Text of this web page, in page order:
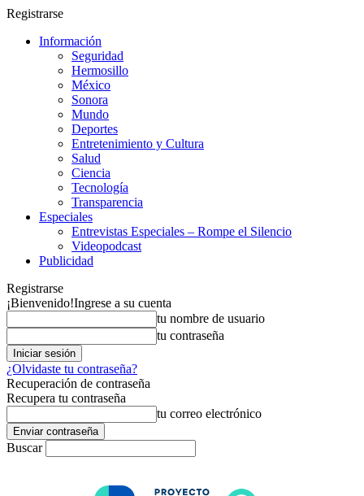
Registrarse
Información
Seguridad
Hermosillo
México
Sonora
Mundo
Deportes
Entretenimiento y Cultura
Salud
Ciencia
Tecnología
Transparencia
Especiales
Entrevistas Especiales – Rompe el Silencio
Videopodcast
Publicidad
Registrarse
¡Bienvenido!Ingrese a su cuenta
tu nombre de usuario
tu contraseña
¿Olvidaste tu contraseña?
Recuperación de contraseña
Recupera tu contraseña
tu correo electrónico
Buscar